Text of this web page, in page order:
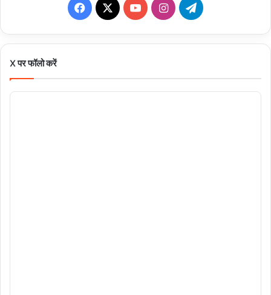
Facebook
X YouTubeInstagramTelegram
X पर फॉलो करें